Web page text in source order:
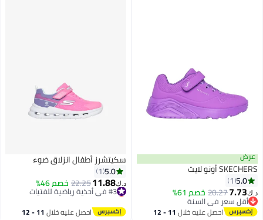
عرض
SKECHERS أونو لايت
5.0
1
د.ك‏7.73
20.27خصم 61%
أقل سعر في السنة
أقل سعر في السنة
احصل عليه خلال 11 - 12
سكيتشرز أطفال انزلاق ضوء
5.0
1
د.ك‏11.88
22.25خصم 46% #3 في أحذية رياضية للفتيات
أقل سعر في 30 يوم
احصل عليه خلال 11 - 12